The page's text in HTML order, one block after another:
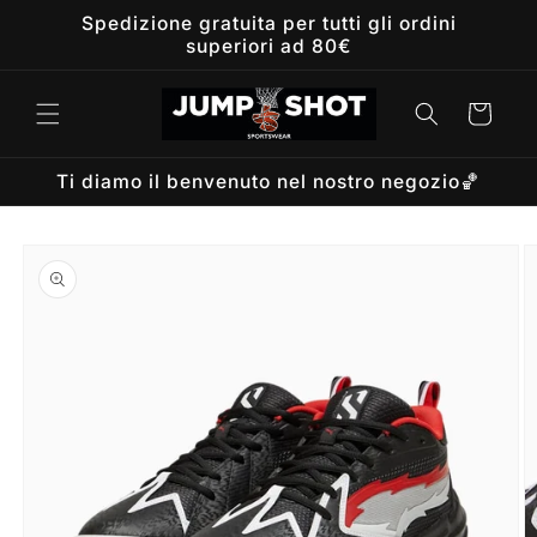
direttamenteSpedizione gratuita per tutti gli ordini
superiori ad 80€
Carrello
Ti diamo il benvenuto nel nostro negozio🏀
informazioni
sul prodotto